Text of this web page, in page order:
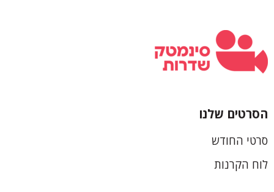
תחתונה
הסרטים שלנו
סרטי החודש
לוח הקרנות